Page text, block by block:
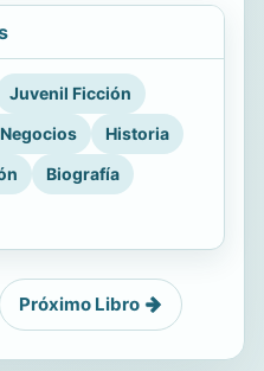
Juvenil Ficción
Historia
Biografía
Próximo Libro